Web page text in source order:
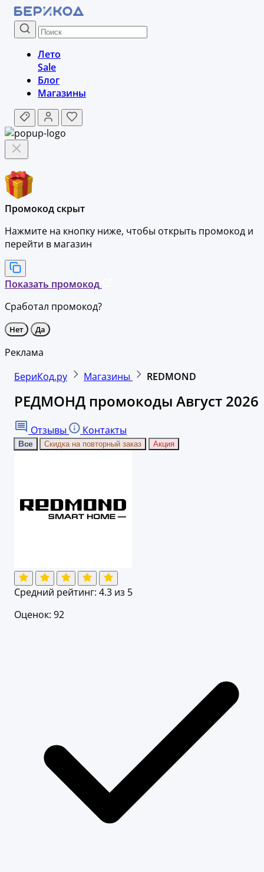
Лето
Sale
Блог
Магазины
Промокод скрыт
Нажмите на кнопку ниже, чтобы открыть промокод и
перейти в магазин
Показать промокод
Сработал промокод?
Нет Да
Реклама
БериКод.ру
Магазины REDMOND
РЕДМОНД промокоды Август 2026
Отзывы Контакты
Все Скидка на повторный заказ Акция
Средний рейтинг: 4.3 из 5
Оценок: 92